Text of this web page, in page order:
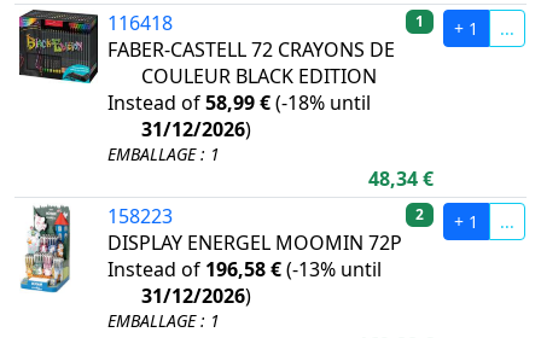
116418
FABER-CASTELL 72 CRAYONS DE
COULEUR BLACK EDITION
Instead of58,99 €(-18% until
31/12/2026)
EMBALLAGE : 1
1
48,34 €
+ 1 ...
158223
DISPLAY ENERGEL MOOMIN 72P
Instead of 196,58 €(-13% until
31/12/2026)
EMBALLAGE : 1
2 + 1 ...